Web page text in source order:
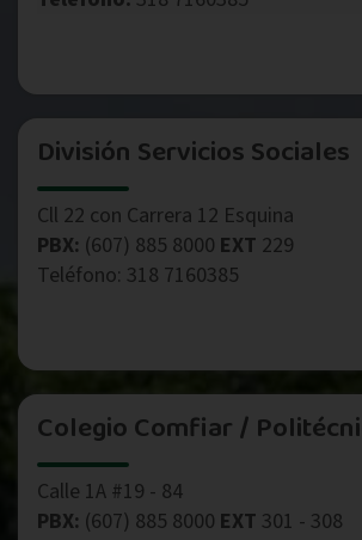
División Servicios Sociales
Cll 22 con Carrera 12 Esquina
PBX: (607) 885 8000 EXT 229
Teléfono: 318 7160385
Colegio Comfiar /
Calle 1A #19 - 84
PBX: (607) 885 8000 EXT 301 - 308